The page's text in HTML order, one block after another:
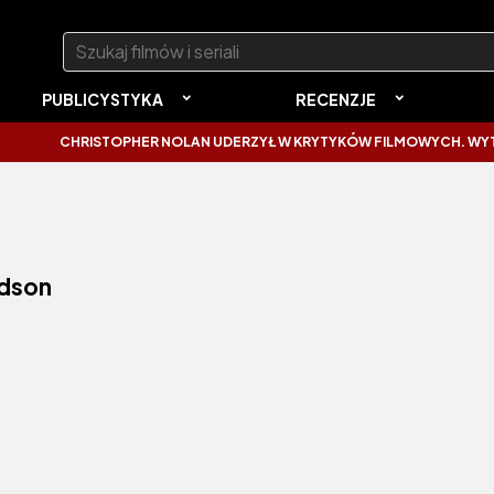
Szukaj:
PUBLICYSTYKA RECENZJE
CHRISTOPHER NOLAN UDERZYŁ W KRYTYKÓW FILMOWYCH.